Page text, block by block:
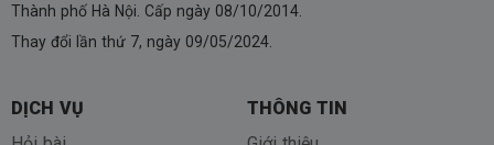
Thành phố Hà Nội. Cấp ngày 08/10/2014.
Thay đổi lần thứ 7, ngày 09/05/2024.
DỊCH VỤ
THÔNG TIN